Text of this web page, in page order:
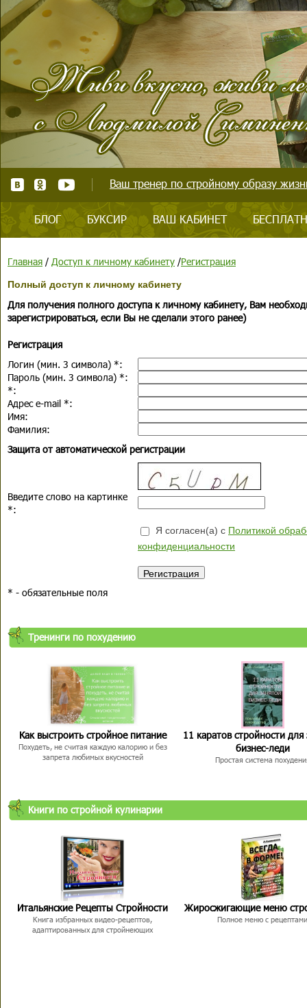
Ваш тренер по стройному образу
БЛОГ БУКСИР ВАШ КАБИНЕТ
Главная / Доступ к личному кабинету /Регистрация
Полный доступ к личному кабинету
Для получения полного доступа к личному кабинету, Вам
зарегистрироваться, если Вы не сделали этого ранее)
Регистрация
Логин (мин. 3 символа) *:
Пароль (мин. 3 символа) *:
*:
Адрес e-mail *:
Имя:
Фамилия:
Защита от автоматической регистрации
Введите слово на картинке
*:
Я согласен(а) с Политикой
конфиденциальности
* - обязательные поля
Тренинги по похудению
Как выстроить стройное питание
Похудеть, не считая каждую калорию и без
запрета любимых вкусностей
11 каратов стройности для
бизнес-леди
Простая система
Книги по стройной кулинарии
Итальянские Рецепты Стройности
Книга избранных видео-рецептов,
адаптированных для стройнеющих
Жиросжигающие меню
Полное меню с рецептами